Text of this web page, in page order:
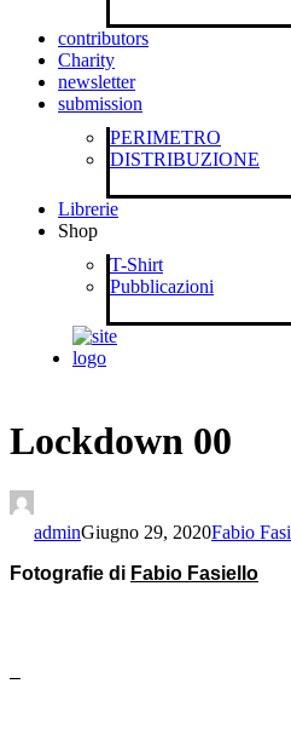
contributors
Charity
newsletter
submission
PERIMETRO
DISTRIBUZIONE
Librerie
Shop
T-Shirt
Pubblicazioni
Lockdown 00
adminGiugno 29, 2020Fabio
Fotografie di Fabio Fasiello
–